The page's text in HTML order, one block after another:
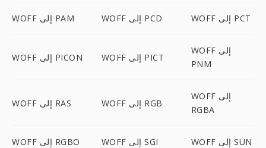
WOFF إلى PAM WOFF إلى PCD WOFF إلى PCT
WOFF إلى PICON WOFF إلى PICT
WOFF إلى
PNM
WOFF إلى RAS WOFF إلى RGB
WOFF إلى
RGBA
WOFF إلى RGBO WOFF إلى SGI WOFF إلى SUN